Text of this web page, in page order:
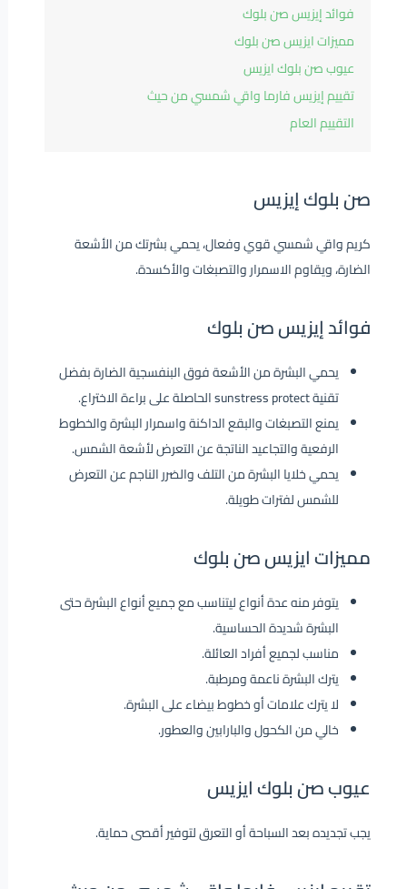
فوائد إيزيس صن بلوك
مميزات ايزيس صن بلوك
عيوب صن بلوك ايزيس
تقييم إيزيس فارما واقي شمسي من حيث
التقييم العام
صن بلوك إيزيس
كريم واقي شمسي قوي وفعال، يحمي بشرتك من الأشعة
الضارة، ويقاوم الاسمرار والتصبغات والأكسدة.
فوائد إيزيس صن بلوك
يحمي البشرة من الأشعة فوق البنفسجية الضارة بفضل
تقنية sunstress protect الحاصلة على براءة الاختراع.
يمنع التصبغات والبقع الداكنة واسمرار البشرة والخطوط
الرفعية والتجاعيد الناتجة عن التعرض لأشعة الشمس.
يحمي خلايا البشرة من التلف والضرر الناجم عن التعرض
للشمس لفترات طويلة.
مميزات ايزيس صن بلوك
يتوفر منه عدة أنواع ليتناسب مع جميع أنواع البشرة حتى
البشرة شديدة الحساسية.
مناسب لجميع أفراد العائلة.
يترك البشرة ناعمة ومرطبة.
لا يترك علامات أو خطوط بيضاء على البشرة.
خالي من الكحول والبارابين والعطور.
عيوب صن بلوك ايزيس
يجب تجديده بعد السباحة أو التعرق لتوفير أقصى حماية.